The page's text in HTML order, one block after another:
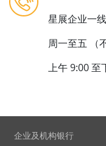
星展企业一
周一至五 （
上午 9:00 至
企业及机构银行